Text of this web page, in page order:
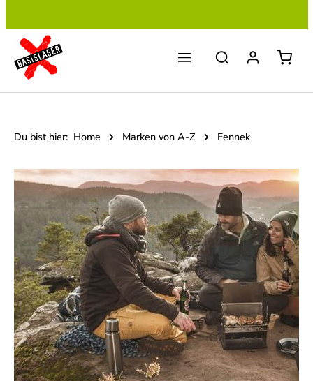
Du bist hier: Home Marken von A-Z Fennek